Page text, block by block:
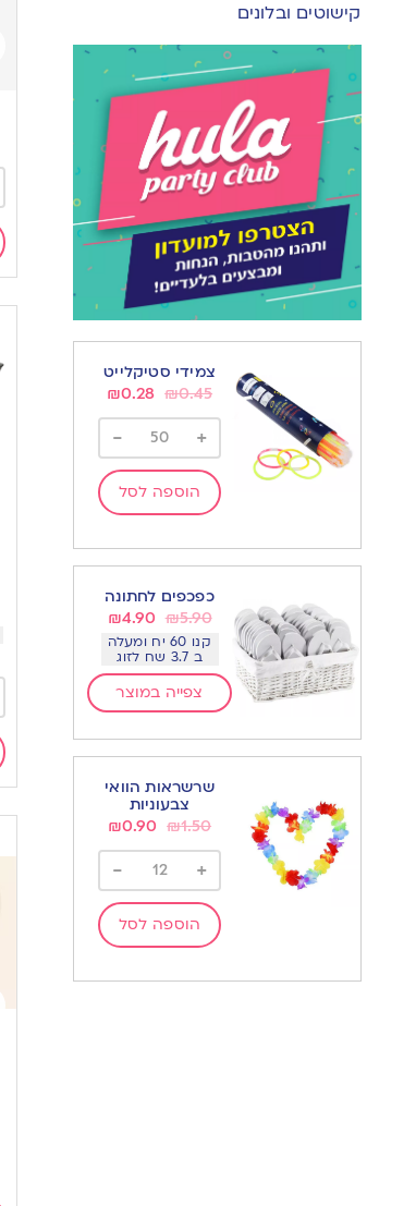
קישוטים ובלונים
צמידי סטיקלייט
₪0.45
₪0.28
+
-
הוספה לסל
כפכפים לחתונה
₪5.90
₪4.90
קנו 60 יח ומעלה
ב 3.7 שח לזוג
צפייה במוצר
שרשראות הוואי
צבעוניות
₪1.50
₪0.90
+
-
הוספה לסל